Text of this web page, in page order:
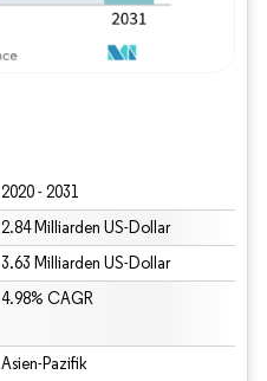
2020 - 2031
2.84 Milliarden US-Dollar
3.63 Milliarden US-Dollar
4.98% CAGR
Asien-Pazifik